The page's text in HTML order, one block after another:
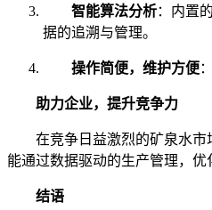
智能算法分析：内置
据的追溯与管理。
操作简便，维护方便
助力企业，提升竞争力
在竞争日益激烈的矿泉水市
能通过数据驱动的生产管理，
结语